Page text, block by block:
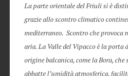
La parte orientale del Friuli si è
grazie allo scontro climatico
mediterraneo. Scontro che provoca
aria. La Valle del Vipacco è la porta
origine balcanica, come la Bora, che
abbatte l’umidità atmosferica,